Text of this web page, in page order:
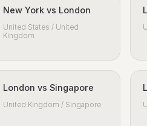
New York vs London
United States / United
Kingdom
London vs Singapore
United Kingdom / Singapore